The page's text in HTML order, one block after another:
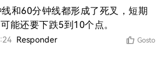
和60分钟线都形成了死叉，短期
能还要下跌5到10个点。
Responder Gosto